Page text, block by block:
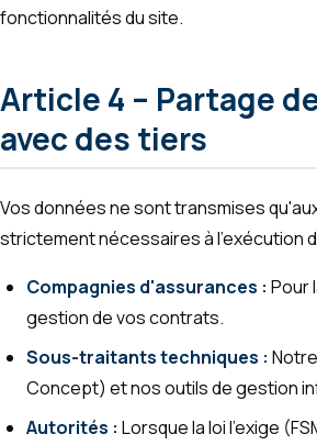
fonctionnalités du site.
Article 4 – Partage
avec des tiers
Vos données ne sont transmises
strictement nécessaires à l'exécution
Compagnies d'assurances : Pour
gestion de vos contrats.
Sous-traitants techniques :
Concept) et nos outils de gestion
Autorités : Lorsque la loi l'exige